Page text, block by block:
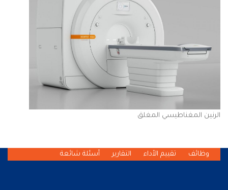
الرنين المغناطيسي المغلق
وظائف تقييم الأداء التقارير أسئلة شائعة